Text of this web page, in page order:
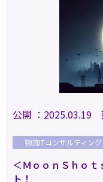
公開 ：2025.03.19
物流ITコンサルティング
＜ＭｏｏｎＳｈｏ
ト！